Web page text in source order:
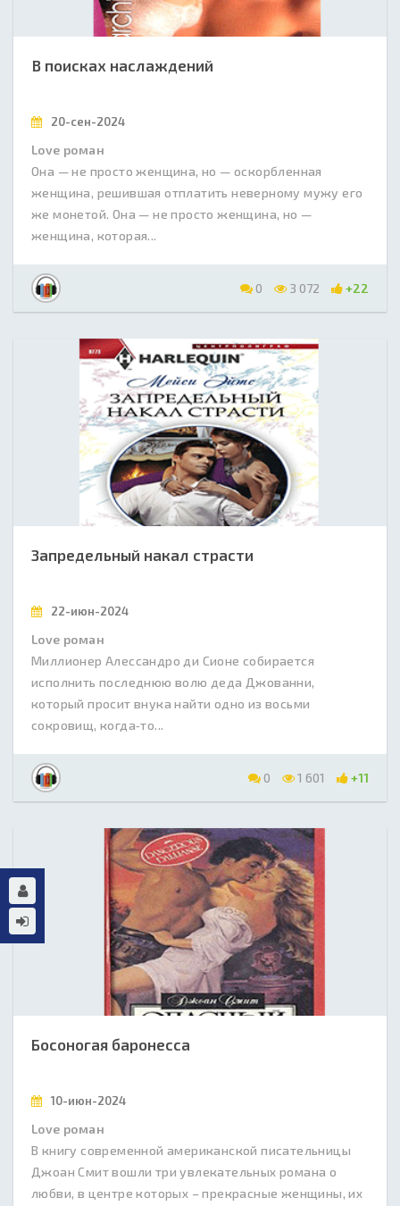
В поисках наслаждений
20-сен-2024
Love роман
Она — не просто женщина, но — оскорбленная
женщина, решившая отплатить неверному мужу его
же монетой. Она — не просто женщина, но —
женщина, которая...
0 3 072 +22
Запредельный накал страсти
22-июн-2024
Love роман
Миллионер Алессандро ди Сионе собирается
исполнить последнюю волю деда Джованни,
который просит внука найти одно из восьми
сокровищ, когда‑то...
0 1 601 +11
Босоногая баронесса
10-июн-2024
Love роман
В книгу современной американской писательницы
Джоан Смит вошли три увлекательных романа о
любви, в центре которых – прекрасные женщины, их